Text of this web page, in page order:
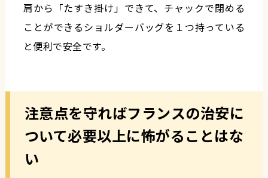
肩から「たすき掛け」できて、チャックで閉める
ことができるショルダーバッグを１つ持っている
と便利で安全です。
注意点を守ればフランスの治安に
ついて必要以上に怖がることはな
い